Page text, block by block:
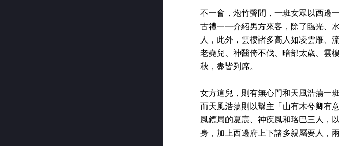
不一會，炮竹聲間，一班女眾以西邊
古禮一一介紹男方來客，除了臨光、
人，此外，雲樓諸多高人如凌雲雁、
老堯兒、神醫倚不伐、暗部太歲、雲
秋，盡皆列席。
女方這兒，則有無心門和天風浩蕩一
而天風浩蕩則以幫主「山有木兮卿有
風鏢局的夏宸、神疾風和珞巴三人，
身，加上西邊府上下諸多親屬要人，